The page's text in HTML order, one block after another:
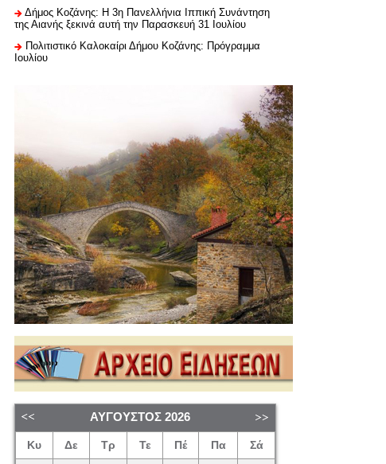
Δήμος Κοζάνης: Η 3η Πανελλήνια Ιππική Συνάντηση
της Αιανής ξεκινά αυτή την Παρασκευή 31 Ιουλίου
Πολιτιστικό Καλοκαίρι Δήμου Κοζάνης: Πρόγραμμα
Ιουλίου
ΑΎΓΟΥΣΤΟΣ 2026
Κυ Δε Τρ Τε Πέ Πα Σά